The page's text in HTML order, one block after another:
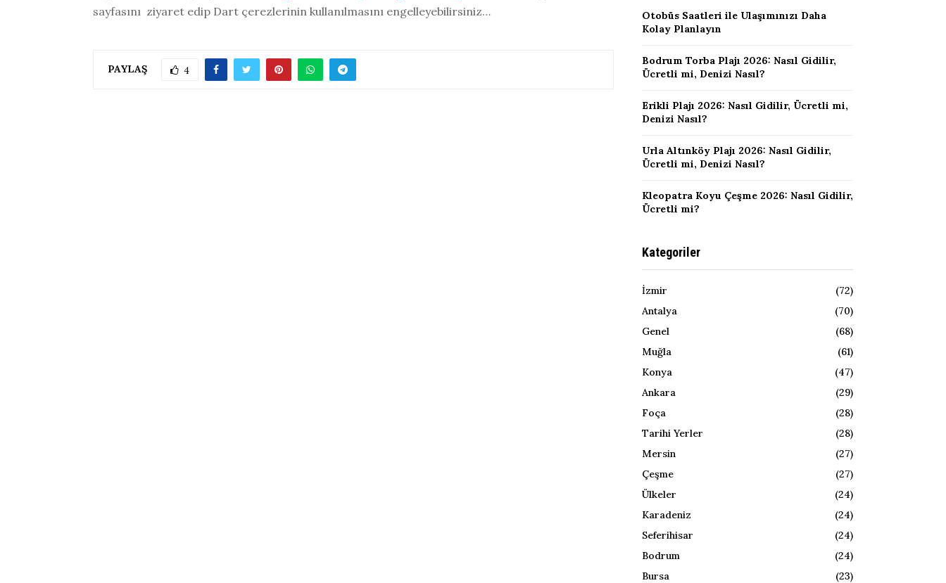
sayfasını ziyaret edip Dart çerezlerinin kullanılmasını engelleyebilirsiniz…
PAYLAŞ 4
Otobüs Saatleri ile Ulaşımınızı Daha
Kolay Planlayın
Bodrum Torba Plajı 2026: Nasıl Gidilir,
Ücretli mi, Denizi Nasıl?
Erikli Plajı 2026: Nasıl Gidilir, Ücretli mi,
Denizi Nasıl?
Urla Altınköy Plajı 2026: Nasıl Gidilir,
Ücretli mi, Denizi Nasıl?
Kleopatra Koyu Çeşme 2026: Nasıl Gidilir,
Ücretli mi?
Kategoriler
İzmir
(72)
Antalya
(70)
Genel
(68)
Muğla
(61)
Konya
(47)
Ankara
(29)
Foça
(28)
Tarihi Yerler
(28)
Mersin
(27)
Çeşme
(27)
Ülkeler
(24)
Karadeniz
(24)
Seferihisar
(24)
Bodrum
(24)
Bursa
(23)